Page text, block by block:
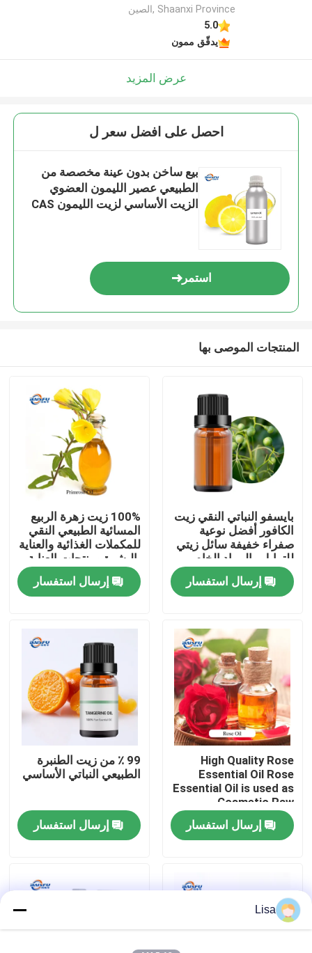
المنزل
المنتجات
فيديوهات
برنامج VR
حولنا
جولة في المصنع
مراقبة الجودة
أخبار
Shaanxi Province ,الصين
5.0
يدقّق ممون
عرض المزيد
احصل على افضل سعر ل
بيع ساخن بدون عينة مخصصة من
الطبيعي عصير الليمون العضوي
الزيت الأساسي لزيت الليمون CAS
استمر
المنتجات الموصى بها
بايسفو النباتي النقي زيت
الكافور أفضل نوعية
صفراء خفيفة سائل زيتي
للتوابل والمواد الخام
التجميلية
إرسال استفسار
100% زيت زهرة الربيع
المسائية الطبيعي النقي
للمكملات الغذائية والعناية
بالبشرة ومنتجات العناية
الشخصية
إرسال استفسار
High Quality Rose
Essential Oil Rose
Essential Oil is used as
Cosmetic Raw
Material
إرسال استفسار
99 ٪ من زيت الطنبرة
الطبيعي النباتي الأساسي
إرسال استفسار
Lisa